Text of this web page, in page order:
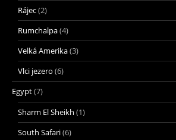
Rájec(2)
Rumchalpa(4)
Velká Amerika(3)
Vlci jezero (6)
Egypt(7)
Sharm El Sheikh (1)
South Safari(6)